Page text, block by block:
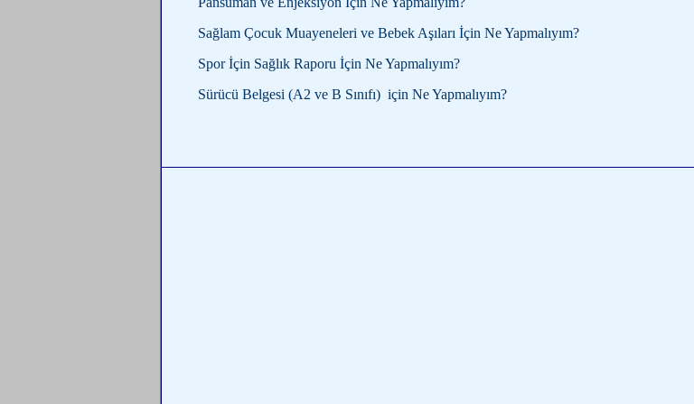
Sağlam Çocuk Muayeneleri ve Bebek Aşıları İçin Ne Yapmalıyım?
Spor İçin Sağlık Raporu İçin Ne Yapmalıyım?
Sürücü Belgesi (A2 ve B Sınıfı) için Ne Yapmalıyım?